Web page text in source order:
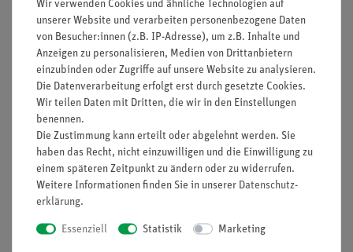
Primärstromstärke und den Windungszahlen der Spulen ab.
Zur Untersuchung der Gesetzmäßigkeit werden verschiedene
Transformatoren untersucht, wobei zunächst Windungszahl
und Stromstärke auf der Primärseite und dann auf der
Sekundärseite konstant gehalten werden.
Vorteile
Anschauliche Demonstration dank großer Geräte
Einfacher und stabiler Aufbau
Lieferumfang
Wir verwenden Cookies und ähnliche Technologien auf
unserer Website und verarbeiten personenbezogene Daten
von Besucher:innen (z.B. IP-Adresse), um z.B. Inhalte und
Anzeigen zu personalisieren, Medien von Drittanbietern
einzubinden oder Zugriffe auf unsere Website zu analysieren.
Die Datenverarbeitung erfolgt erst durch gesetzte Cookies.
Wir teilen Daten mit Dritten, die wir in den Einstellungen
benennen.
Die Zustimmung kann erteilt oder abgelehnt werden. Sie
haben das Recht, nicht einzuwilligen und die Einwilligung zu
einem späteren Zeitpunkt zu ändern oder zu widerrufen.
Weitere Informationen finden Sie in unserer Daten­schutz­
erklärung.
Essenziell Statistik Marketing